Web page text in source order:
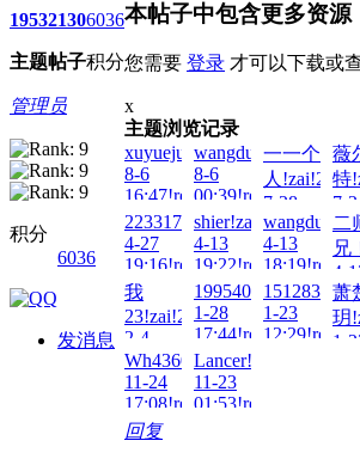
1953
主题
2130
帖子
6036
积分
管理员
积分
6036
发消息
本帖子中包含更多资源
您需要 登录 才可以下载或
x
主题浏览记录
xuyuejun!zai!2026-
8-6
16:47!read!
8-6
00:39!read!
一一个
人!zai!2026-
7-28
23:26!read!
薇
特
7-
2233172029@qq.c!zai!2026-
4-27
19:16!read!
shier!zai!2026-
4-13
19:22!read!
4-13
18:19!read!
二
兄
4-
我
23!zai!2026-
2-4
01:37!read!
199540408!zai!2026-
1-28
17:44!read!
1-23
12:29!read!
萧
玥
1-
Wh436016367!zai!2025-
11-24
17:08!read!
Lancer!zai!2025-
11-23
01:53!read!
回复